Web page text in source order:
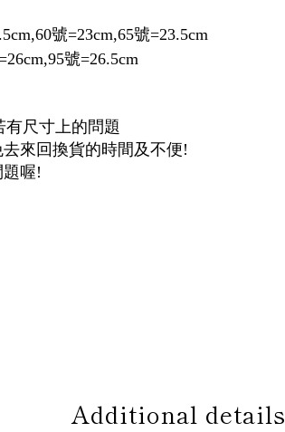
號=23cm,65號=23.5cm
號=26.5cm
尺寸上的問題
來回換貨的時間及不便!
喔!
Additional details